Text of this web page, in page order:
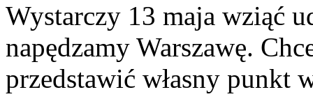
Wystarczy 13 maja wziąć
napędzamy Warszawę.
przedstawić własny punkt